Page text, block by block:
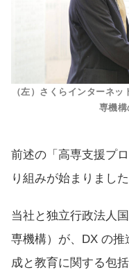
（左）さくらインターネ
専機
前述の「高専支援プ
り組みが始まりました
当社と独立行政法人
専機構）が、 DX の推
成と教育に関する包